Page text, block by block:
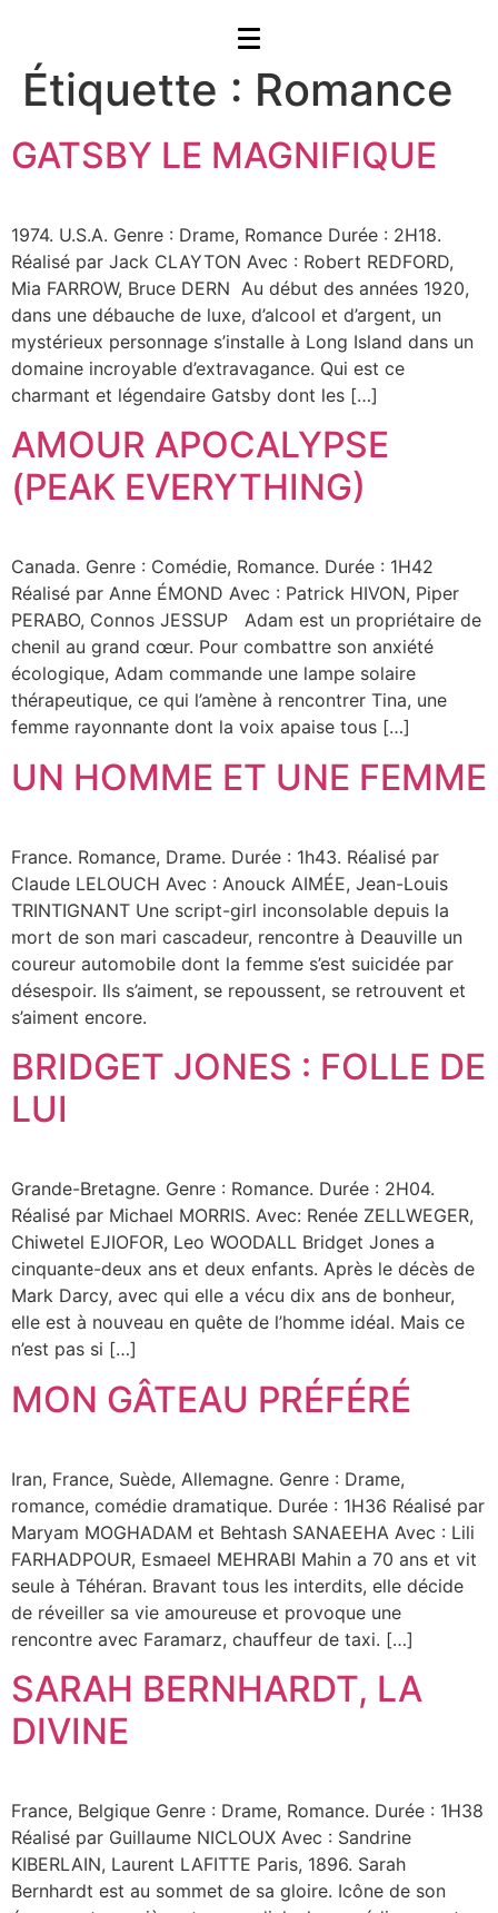
Étiquette : Romance
GATSBY LE MAGNIFIQUE
1974. U.S.A. Genre : Drame, Romance Durée : 2H18.
Réalisé par Jack CLAYTON Avec : Robert REDFORD,
Mia FARROW, Bruce DERN Au début des années 1920,
dans une débauche de luxe, d’alcool et d’argent, un
mystérieux personnage s’installe à Long Island dans un
domaine incroyable d’extravagance. Qui est ce
charmant et légendaire Gatsby dont les […]
AMOUR APOCALYPSE
(PEAK EVERYTHING)
Canada. Genre : Comédie, Romance. Durée : 1H42
Réalisé par Anne ÉMOND Avec : Patrick HIVON, Piper
PERABO, Connos JESSUP Adam est un propriétaire de
chenil au grand cœur. Pour combattre son anxiété
écologique, Adam commande une lampe solaire
thérapeutique, ce qui l’amène à rencontrer Tina, une
femme rayonnante dont la voix apaise tous […]
UN HOMME ET UNE FEMME
France. Romance, Drame. Durée : 1h43. Réalisé par
Claude LELOUCH Avec : Anouck AIMÉE, Jean-Louis
TRINTIGNANT Une script-girl inconsolable depuis la
mort de son mari cascadeur, rencontre à Deauville un
coureur automobile dont la femme s’est suicidée par
désespoir. Ils s’aiment, se repoussent, se retrouvent et
s’aiment encore.
BRIDGET JONES : FOLLE DE
LUI
Grande-Bretagne. Genre : Romance. Durée : 2H04.
Réalisé par Michael MORRIS. Avec: Renée ZELLWEGER,
Chiwetel EJIOFOR, Leo WOODALL Bridget Jones a
cinquante-deux ans et deux enfants. Après le décès de
Mark Darcy, avec qui elle a vécu dix ans de bonheur,
elle est à nouveau en quête de l’homme idéal. Mais ce
n’est pas si […]
MON GÂTEAU PRÉFÉRÉ
Iran, France, Suède, Allemagne. Genre : Drame,
romance, comédie dramatique. Durée : 1H36 Réalisé par
Maryam MOGHADAM et Behtash SANAEEHA Avec : Lili
FARHADPOUR, Esmaeel MEHRABI Mahin a 70 ans et vit
seule à Téhéran. Bravant tous les interdits, elle décide
de réveiller sa vie amoureuse et provoque une
rencontre avec Faramarz, chauffeur de taxi. […]
SARAH BERNHARDT, LA
DIVINE
France, Belgique Genre : Drame, Romance. Durée : 1H38
Réalisé par Guillaume NICLOUX Avec : Sandrine
KIBERLAIN, Laurent LAFITTE Paris, 1896. Sarah
Bernhardt est au sommet de sa gloire. Icône de son